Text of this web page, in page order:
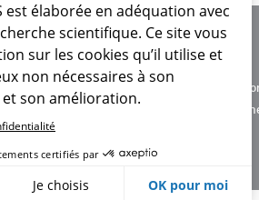
Charte
Données
est élaborée en adéquation avec
scientifique. Ce site vous
sur les cookies qu’il utilise et
non nécessaires à son
son amélioration.
certifiés par
Je choisis OK pour moi